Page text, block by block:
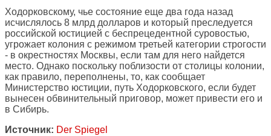
Ходорковскому, чье состояние еще два года назад
исчислялось 8 млрд долларов и который преследуется
российской юстицией с беспрецедентной суровостью,
угрожает колония с режимом третьей категории строгости
- в окрестностях Москвы, если там для него найдется
место. Однако поскольку поблизости от столицы колонии,
как правило, переполнены, то, как сообщает
Министерство юстиции, путь Ходорковского, если будет
вынесен обвинительный приговор, может привести его и
в Сибирь.
Источник: Der Spiegel